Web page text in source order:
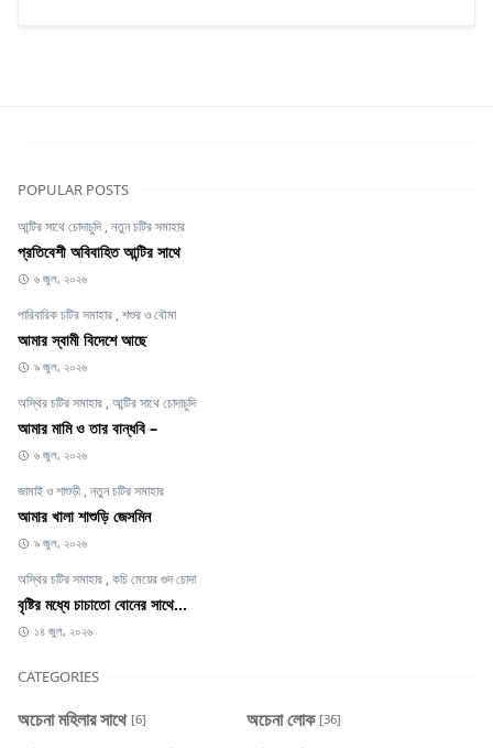
POPULAR POSTS
আন্টির সাথে চোদাচুদি ,নতুন চটির সমাহার
প্রতিবেশী অবিবাহিত আন্টির সাথে
৬ জুল, ২০২৬
পারিবারিক চটির সমাহার ,শশুর ও বৌমা
আমার স্বামী বিদেশে আছে
৯ জুল, ২০২৬
অস্থির চটির সমাহার ,আন্টির সাথে চোদাচুদি
আমার মামি ও তার বান্ধবি –
৬ জুল, ২০২৬
জামাই ও শাশুড়ী ,নতুন চটির সমাহার
আমার খালা শাশুড়ি জেসমিন
৯ জুল, ২০২৬
অস্থির চটির সমাহার ,কচি মেয়ের গুদ চোদা
বৃষ্টির মধ্যে চাচাতো বোনের সাথে...
১৪ জুল, ২০২৬
CATEGORIES
অচেনা মহিলার সাথে [6] অচেনা লোক [36]